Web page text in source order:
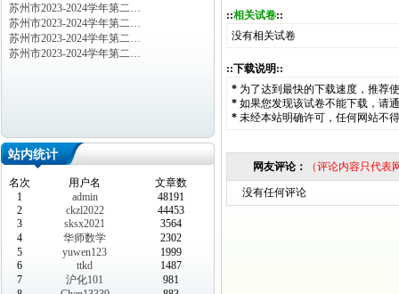
苏州市2023-2024学年第二…
苏州市2023-2024学年第二…
苏州市2023-2024学年第二…
苏州市2023-2024学年第二…
站内统计
名次 用户名
文章数
1
admin
48191
2
ckzl2022
44453
3
sksx2021
3564
4
华师数学
2302
5
yuwen123
1999
6
ttkd
1487
7
沪化101
981
::相关试卷::
没有相关试卷
::下载说明::
* 为了达到最快的下载速度，推荐
* 如果您发现该试卷不能下载，请
* 未经本站明确许可，任何网站不
网友评论： （评论内容只代
没有任何评论